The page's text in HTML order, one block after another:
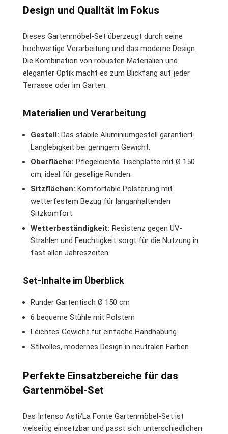
Design und Qualität im Fokus
Dieses Gartenmöbel-Set überzeugt durch seine
hochwertige Verarbeitung und das moderne Design.
Die Kombination von robusten Materialien und
eleganter Optik macht es zum Blickfang auf jeder
Terrasse oder im Garten.
Materialien und Verarbeitung
Gestell: Das stabile Aluminiumgestell garantiert
Langlebigkeit bei geringem Gewicht.
Oberfläche: Pflegeleichte Tischplatte mit Ø 150
cm, ideal für gesellige Runden.
Sitzflächen: Komfortable Polsterung mit
wetterfestem Bezug für langanhaltenden
Sitzkomfort.
Wetterbeständigkeit: Resistenz gegen UV-
Strahlen und Feuchtigkeit sorgt für die Nutzung in
fast allen Jahreszeiten.
Set-Inhalte im Überblick
Runder Gartentisch Ø 150 cm
6 bequeme Stühle mit Polstern
Leichtes Gewicht für einfache Handhabung
Stilvolles, modernes Design in neutralen Farben
Perfekte Einsatzbereiche für das
Gartenmöbel-Set
Das Intenso Asti/La Fonte Gartenmöbel-Set ist
vielseitig einsetzbar und passt sich unterschiedlichen